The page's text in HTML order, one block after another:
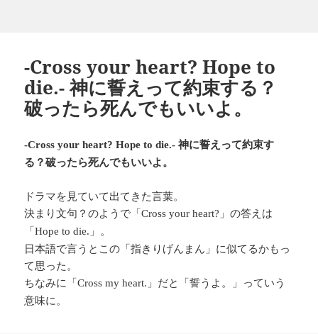
-Cross your heart? Hope to
die.- 神に誓えって約束する？
破ったら死んでもいいよ。
-Cross your heart? Hope to die.-神に誓えって約束す
る？破ったら死んでもいいよ。
ドラマを見ていて出てきた言葉。
決まり文句？のようで「Cross your heart? 」の答えは
「Hope to die. 」。
日本語で言うとこの「指きりげんまん」に似てるかもっ
て思った。
ちなみに「Cross my heart. 」だと「誓うよ。」っていう
意味に。